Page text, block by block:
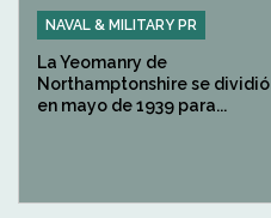
NAVAL & MILITARY PR
La Yeomanry de
Northamptonshire se dividió
en mayo de 1939 para...